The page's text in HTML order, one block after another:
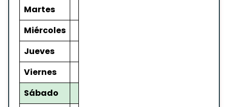
Martes
Miércoles
Jueves
Viernes
Sábado